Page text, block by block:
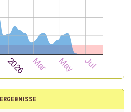
ERGEBNISSE